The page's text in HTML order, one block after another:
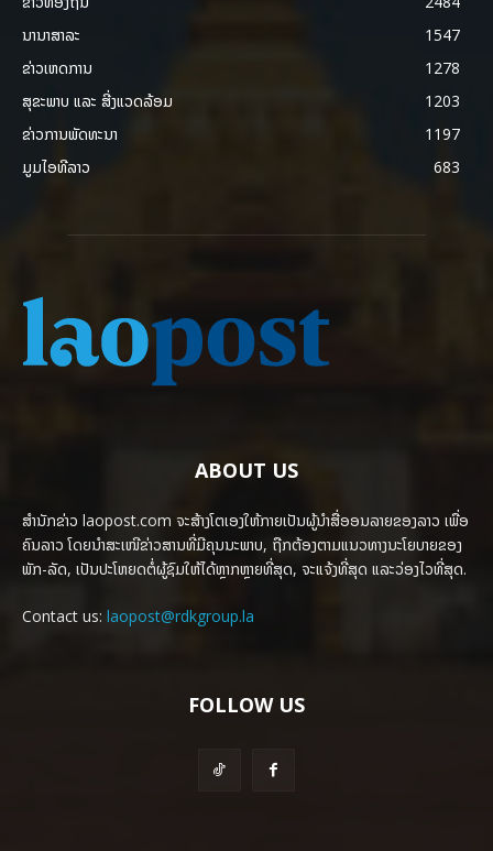
ນານາສາລະ
1547
ຂ່າວເຫດການ
1278
ສຸຂະພາບ ແລະ ສີ່ງແວດລ້ອມ
1203
ຂ່າວການພັດທະນາ
1197
ມູມໄອທີລາວ
683
ABOUT US
ສຳນັກຂ່າວ laopost.com ຈະສ້າງໂຕເອງໃຫ້ກາຍເປັນຜູ້ນຳສື່ອອນລາຍຂອງລາວ ເພື່ອ
ຄົນລາວ ໂດຍນຳສະເໜີຂ່າວສານທີ່ມີຄຸນນະພາບ, ຖືກຕ້ອງຕາມແນວທາງນະໂຍບາຍຂອງ
ພັກ-ລັດ, ເປັນປະໂຫຍດຕໍ່ຜູ້ຊົມໃຫ້ໄດ້ຫຼາກຫຼາຍທີ່ສຸດ, ຈະແຈ້ງທີ່ສຸດ ແລະວ່ອງໄວທີ່ສຸດ.
Contact us: laopost@rdkgroup.la
FOLLOW US